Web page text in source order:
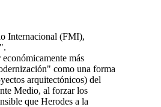
Internacional (FMI),
más
como una forma
arquitectónicos) del
Medio, al forzar los
que Herodes a la